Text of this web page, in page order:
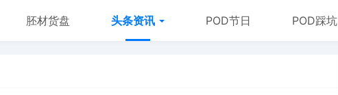
胚材货盘 头条资讯 POD节日 POD踩坑